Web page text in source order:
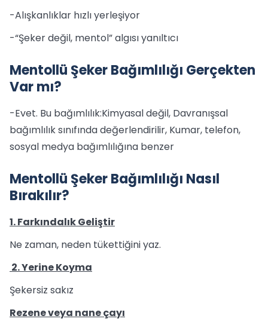
-Alışkanlıklar hızlı yerleşiyor
-“Şeker değil, mentol” algısı yanıltıcı
Mentollü Şeker Bağımlılığı Gerçekten
Var mı?
-Evet. Bu bağımlılık:Kimyasal değil, Davranışsal
bağımlılık sınıfında değerlendirilir, Kumar, telefon,
sosyal medya bağımlılığına benzer
Mentollü Şeker Bağımlılığı Nasıl
Bırakılır?
1. Farkındalık Geliştir
Ne zaman, neden tükettiğini yaz.
2. Yerine Koyma
Şekersiz sakız
Rezene veya nane çayı